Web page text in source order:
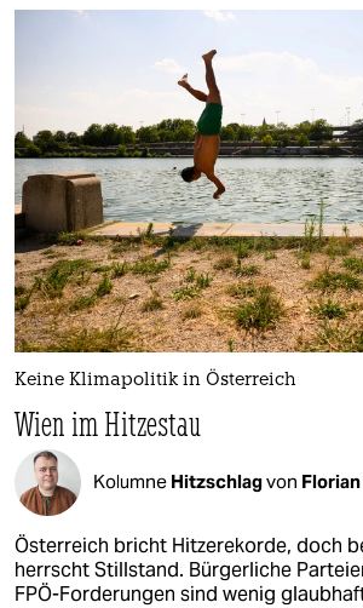
Keine Klimapolitik in Österreich
Wien im Hitzestau
Kolumne Hitzschlagvon
Österreich bricht Hitzerekorde, doch
herrscht Stillstand. Bürgerliche
FPÖ-Forderungen sind wenig